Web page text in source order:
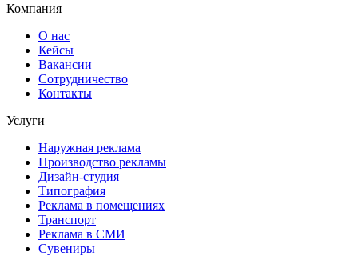
Компания
О нас
Кейсы
Вакансии
Сотрудничество
Контакты
Услуги
Наружная реклама
Производство рекламы
Дизайн-студия
Типография
Реклама в помещениях
Транспорт
Реклама в СМИ
Сувениры